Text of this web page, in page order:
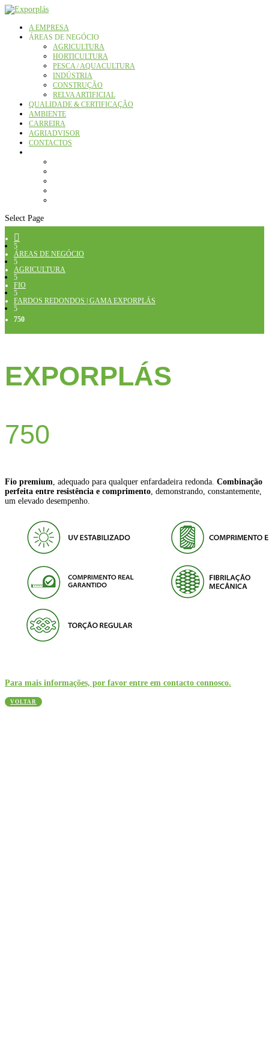
A EMPRESA
ÁREAS DE NEGÓCIO
AGRICULTURA
HORTICULTURA
PESCA / AQUACULTURA
INDÚSTRIA
CONSTRUÇÃO
RELVA ARTIFICIAL
QUALIDADE & CERTIFICAÇÃO
AMBIENTE
CARREIRA
AGRIADVISOR
CONTACTOS
Select Page

5
ÁREAS DE NEGÓCIO
5
AGRICULTURA
5
FIO
5
FARDOS REDONDOS | GAMA EXPORPLÁS
5
750
EXPORPLÁS
750
Fio premium, adequado para qualquer enfardadeira redonda. Combinação
perfeita entre resistência e comprimento, demonstrando, constantemente,
um elevado desempenho.
Para mais informações, por favor entre em contacto connosco.
VOLTAR